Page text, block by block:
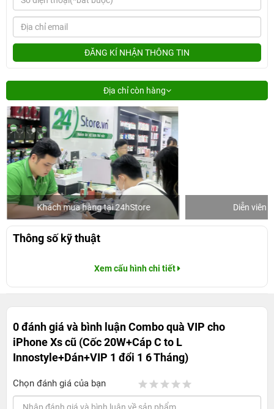
ĐĂNG KÍ NHẬN THÔNG TIN
Địa chỉ còn hàng
Khách mua hàng tại 24hStore Diễn viên
Thông số kỹ thuật
Xem cấu hình chi tiết
0 đánh giá và bình luậnCombo quà VIP cho
iPhone Xs cũ (Cốc 20W+Cáp C to L
Innostyle+Dán+VIP 1 đổi 1 6 Tháng)
Chọn đánh giá của bạn